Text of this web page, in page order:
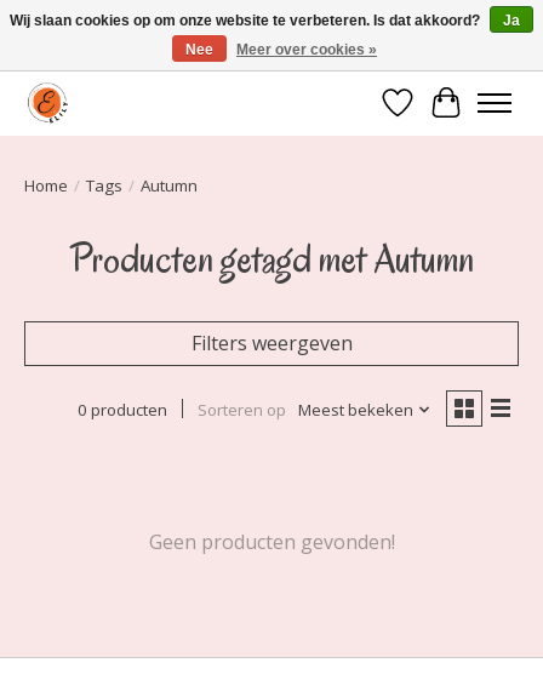
Elily is er om jou te laten stralen! Mode vanaf maat 34 t/m 54
Verlanglijst
Home / Tags / Autumn
Producten getagd met Autumn
Filters weergeven
0 producten Sorteren op Meest bekeken
Geen producten gevonden!
Wij slaan cookies op om onze website te verbeteren. Is dat akkoord?
Ja
Nee
Meer over cookies »